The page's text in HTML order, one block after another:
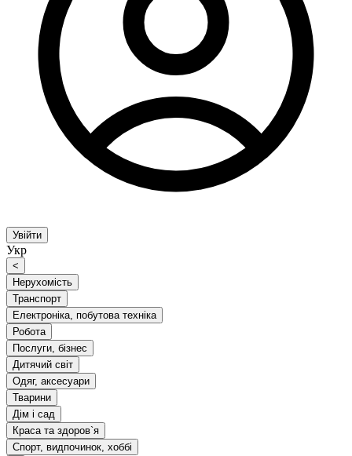
Увійти
Укр
<
Нерухомість
Транспорт
Електроніка, побутова техніка
Робота
Послуги, бізнес
Дитячий світ
Одяг, аксесуари
Тварини
Дім і сад
Краса та здоров`я
Спорт, видпочинок, хоббі